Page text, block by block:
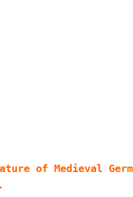
of Medieval